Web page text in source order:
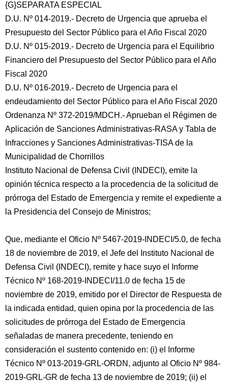
{G}SEPARATA ESPECIAL
D.U. Nº 014-2019.- Decreto de Urgencia que aprueba el
Presupuesto del Sector Público para el Año Fiscal 2020
D.U. Nº 015-2019.- Decreto de Urgencia para el Equilibrio
Financiero del Presupuesto del Sector Público para el Año
Fiscal 2020
D.U. Nº 016-2019.- Decreto de Urgencia para el
endeudamiento del Sector Público para el Año Fiscal 2020
Ordenanza Nº 372-2019/MDCH.- Aprueban el Régimen de
Aplicación de Sanciones Administrativas-RASA y Tabla de
Infracciones y Sanciones Administrativas-TISA de la
Municipalidad de Chorrillos
Instituto Nacional de Defensa Civil (INDECI), emite la
opinión técnica respecto a la procedencia de la solicitud de
prórroga del Estado de Emergencia y remite el expediente a
la Presidencia del Consejo de Ministros;
Que, mediante el Oficio Nº 5467-2019-INDECI/5.0, de fecha
18 de noviembre de 2019, el Jefe del Instituto Nacional de
Defensa Civil (INDECI), remite y hace suyo el Informe
Técnico Nº 168-2019-INDECI/11.0 de fecha 15 de
noviembre de 2019, emitido por el Director de Respuesta de
la indicada entidad, quien opina por la procedencia de las
solicitudes de prórroga del Estado de Emergencia
señaladas de manera precedente, teniendo en
consideración el sustento contenido en: (i) el Informe
Técnico Nº 013-2019-GRL-ORDN, adjunto al Oficio Nº 984-
2019-GRL-GR de fecha 13 de noviembre de 2019; (ii) el